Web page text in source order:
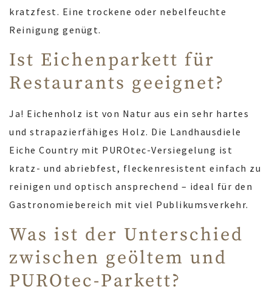
kratzfest. Eine trockene oder nebelfeuchte
Reinigung genügt.
Ist Eichenparkett für
Restaurants geeignet?
Ja! Eichenholz ist von Natur aus ein sehr hartes
und strapazierfähiges Holz. Die Landhausdiele
Eiche Country mit PUROtec-Versiegelung ist
kratz- und abriebfest, fleckenresistent einfach zu
reinigen und optisch ansprechend – ideal für den
Gastronomiebereich mit viel Publikumsverkehr.
Was ist der Unterschied
zwischen geöltem und
PUROtec-Parkett?